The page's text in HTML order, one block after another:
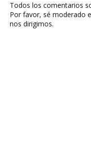
Todos los comentarios
Por favor, sé moderado
nos dirigimos.